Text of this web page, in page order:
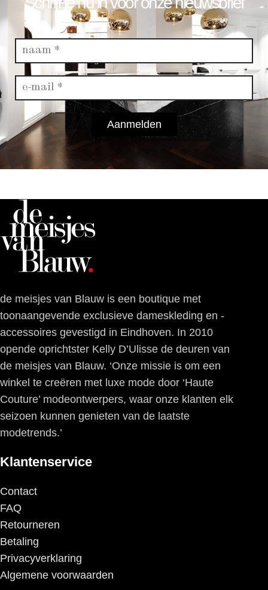
Aanmelden
de meisjes van Blauw is een boutique met
toonaangevende exclusieve dameskleding en -
accessoires gevestigd in Eindhoven. In 2010
opende oprichtster Kelly D’Ulisse de deuren van
de meisjes van Blauw. ‘Onze missie is om een
winkel te creëren met luxe mode door ‘Haute
Couture’ modeontwerpers, waar onze klanten elk
seizoen kunnen genieten van de laatste
modetrends.’
Klantenservice
Contact
FAQ
Retourneren
Betaling
Privacyverklaring
Algemene voorwaarden